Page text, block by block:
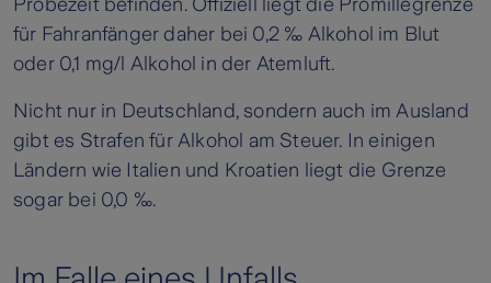
Probezeit befinden. Offiziell liegt die Promillegrenze
für Fahranfänger daher bei 0,2 ‰ Alkohol im Blut
oder 0,1 mg/l Alkohol in der Atemluft.
Nicht nur in Deutschland, sondern auch im Ausland
gibt es Strafen für Alkohol am Steuer. In einigen
Ländern wie Italien und Kroatien liegt die Grenze
sogar bei 0,0 ‰.